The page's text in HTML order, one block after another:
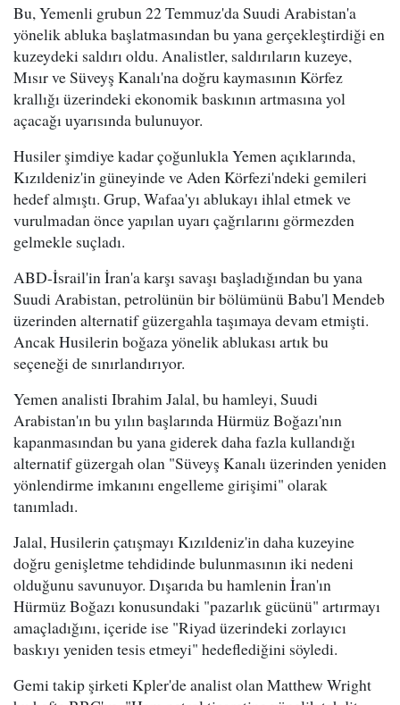
Bu, Yemenli grubun 22 Temmuz'da Suudi Arabistan'a
yönelik abluka başlatmasından bu yana gerçekleştirdiği en
kuzeydeki saldırı oldu. Analistler, saldırıların kuzeye,
Mısır ve Süveyş Kanalı'na doğru kaymasının Körfez
krallığı üzerindeki ekonomik baskının artmasına yol
açacağı uyarısında bulunuyor.
Husiler şimdiye kadar çoğunlukla Yemen açıklarında,
Kızıldeniz'in güneyinde ve Aden Körfezi'ndeki gemileri
hedef almıştı. Grup, Wafaa'yı ablukayı ihlal etmek ve
vurulmadan önce yapılan uyarı çağrılarını görmezden
gelmekle suçladı.
ABD-İsrail'in İran'a karşı savaşı başladığından bu yana
Suudi Arabistan, petrolünün bir bölümünü Babu'l Mendeb
üzerinden alternatif güzergahla taşımaya devam etmişti.
Ancak Husilerin boğaza yönelik ablukası artık bu
seçeneği de sınırlandırıyor.
Yemen analisti Ibrahim Jalal, bu hamleyi, Suudi
Arabistan'ın bu yılın başlarında Hürmüz Boğazı'nın
kapanmasından bu yana giderek daha fazla kullandığı
alternatif güzergah olan "Süveyş Kanalı üzerinden yeniden
yönlendirme imkanını engelleme girişimi" olarak
tanımladı.
Jalal, Husilerin çatışmayı Kızıldeniz'in daha kuzeyine
doğru genişletme tehdidinde bulunmasının iki nedeni
olduğunu savunuyor. Dışarıda bu hamlenin İran'ın
Hürmüz Boğazı konusundaki "pazarlık gücünü" artırmayı
amaçladığını, içeride ise "Riyad üzerindeki zorlayıcı
baskıyı yeniden tesis etmeyi" hedeflediğini söyledi.
Gemi takip şirketi Kpler'de analist olan Matthew Wright